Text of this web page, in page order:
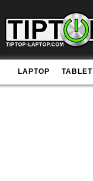
LAPTOP TABLET